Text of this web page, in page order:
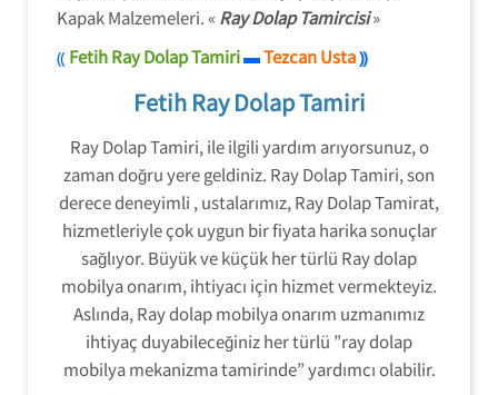
Kapak Malzemeleri. « Ray Dolap Tamircisi»
⸨ Fetih Ray Dolap Tamiri▬Tezcan Usta⸩
Fetih Ray Dolap Tamiri
Ray Dolap Tamiri, ile ilgili yardım arıyorsunuz, o
zaman doğru yere geldiniz. Ray Dolap Tamiri, son
derece deneyimli , ustalarımız, Ray Dolap Tamirat,
hizmetleriyle çok uygun bir fiyata harika sonuçlar
sağlıyor. Büyük ve küçük her türlü Ray dolap
mobilya onarım, ihtiyacı için hizmet vermekteyiz.
Aslında, Ray dolap mobilya onarım uzmanımız
ihtiyaç duyabileceğiniz her türlü ”ray dolap
mobilya mekanizma tamirinde” yardımcı olabilir.